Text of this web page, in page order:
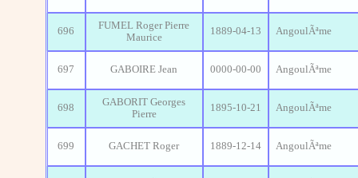
696
FUMEL Roger Pierre
Maurice
1889-04-13 AngoulÃªme
697 GABOIRE Jean 0000-00-00 AngoulÃªme
698
GABORIT Georges
Pierre
1895-10-21 AngoulÃªme
699 GACHET Roger 1889-12-14 AngoulÃªme